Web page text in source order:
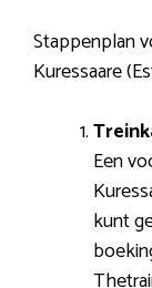
Stappenplan
Kuressaare
Een
kunt